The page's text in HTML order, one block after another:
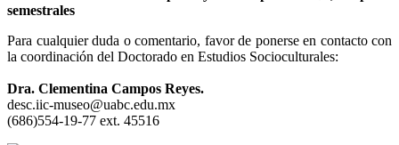
semestrales
Para cualquier duda o comentario, favor de ponerse en contacto con
la coordinación del Doctorado en Estudios Socioculturales:
Dra. Clementina Campos Reyes.
desc.iic-museo@uabc.edu.mx
(686)554-19-77 ext. 45516